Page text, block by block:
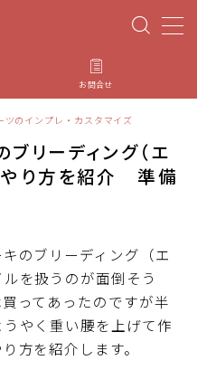
お問合せ
ツのインプレ・カスタマイズ
リーディング（エ
やり方を紹介 準備
のブリーディング（エ
を扱うのが面倒そう
ってあったのですが半
やく重い腰を上げて作
方を紹介します。